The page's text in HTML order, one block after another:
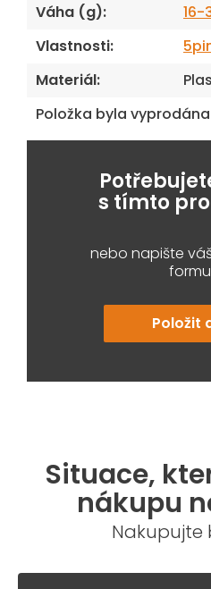
Váha (g):
16-
Vlastnosti:
Materiál:
Položka byla
s tímto
nebo napište
Položit
Situace,
nákupu
Nakupujte